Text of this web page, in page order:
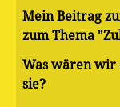
Mein Beitrag
zum Thema
Was wären wir
sie?